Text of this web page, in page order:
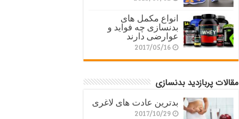
انواع مکمل های
بدنسازی چه فواید و
عوارضی دارند
2017/05/16
مقالات پربازدید بدنسازی
بدترین عادت های لاغری
2017/10/29